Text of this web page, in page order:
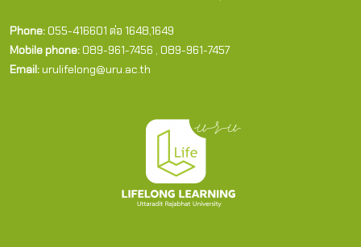
Phone:055-416601 ต่อ 1648,1649
Mobile phone:089-961-7456 , 089-961-7457
Email:urulifelong@uru.ac.th